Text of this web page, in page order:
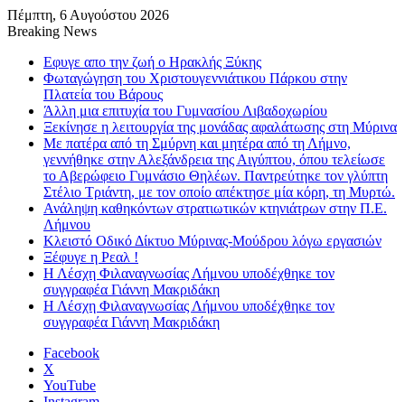
Πέμπτη, 6 Αυγούστου 2026
Breaking News
Εφυγε απο την ζωή o Ηρακλής Ξύκης
Φωταγώγηση του Χριστουγεννιάτικου Πάρκου στην
Πλατεία του Βάρους
Άλλη μια επιτυχία του Γυμνασίου Λιβαδοχωρίου
Ξεκίνησε η λειτουργία της μονάδας αφαλάτωσης στη Μύρινα
Με πατέρα από τη Σμύρνη και μητέρα από τη Λήμνο,
γεννήθηκε στην Αλεξάνδρεια της Αιγύπτου, όπου τελείωσε
το Αβερώφειο Γυμνάσιο Θηλέων. Παντρεύτηκε τον γλύπτη
Στέλιο Τριάντη, με τον οποίο απέκτησε μία κόρη, τη Μυρτώ.
Ανάληψη καθηκόντων στρατιωτικών κτηνιάτρων στην Π.Ε.
Λήμνου
Κλειστό Οδικό Δίκτυο Μύρινας-Μούδρου λόγω εργασιών
Ξέφυγε η Ρεαλ !
Η Λέσχη Φιλαναγνωσίας Λήμνου υποδέχθηκε τον
συγγραφέα Γιάννη Μακριδάκη
Η Λέσχη Φιλαναγνωσίας Λήμνου υποδέχθηκε τον
συγγραφέα Γιάννη Μακριδάκη
Facebook
X
YouTube